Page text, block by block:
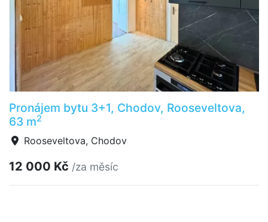
Pronájem bytu 3+1, Chodov, Rooseveltova,
63 m2
Rooseveltova, Chodov
12 000 Kč /za měsíc